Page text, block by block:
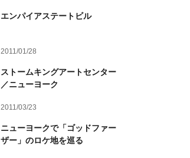
エンパイアステートビル
2011/01/28
ストームキングアートセンター
／ニューヨーク
2011/03/23
ニューヨークで「ゴッドファー
ザー」のロケ地を巡る